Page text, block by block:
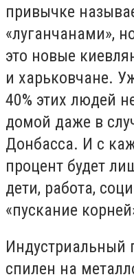
привычке
«луганчанами»,
это новые
и харьковчане.
40% этих людей
домой даже в
Донбасса. И с
процент будет
дети, работа,
«пускание
Индустриальный
спилен на